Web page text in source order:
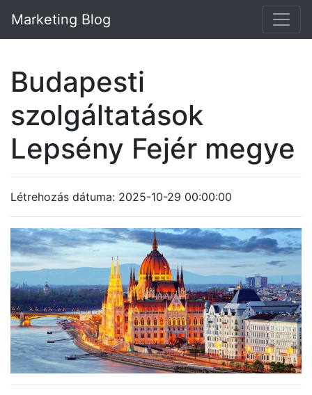
Marketing Blog
Budapesti
szolgáltatások
Lepsény Fejér megye
Létrehozás dátuma: 2025-10-29 00:00:00